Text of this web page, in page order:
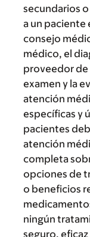
secundarios
a un paciente
consejo
médico, el
proveedor de
examen y la
atención
específicas y
pacientes
atención
completa
opciones de
o beneficios
ningún
seguro,